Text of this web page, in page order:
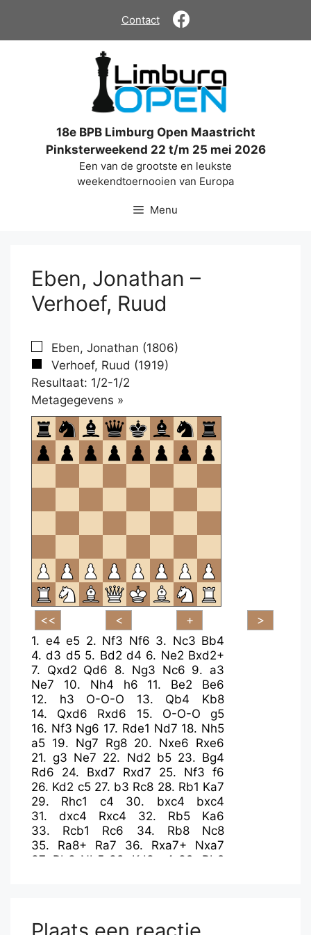
de
Contact
18e BPB Limburg Open Maastricht
Pinksterweekend 22 t/m 25 mei 2026
Een van de grootste en leukste
weekendtoernooien van Europa
Menu
Eben, Jonathan –
Verhoef, Ruud
Eben, Jonathan (1806)
Verhoef, Ruud (1919)
Resultaat: 1/2-1/2
Metagegevens »
om
te
openen.
1. e4 e5 2. Nf3 Nf6 3. Nc3 Bb4
4.d3 d5 5. Bd2 d4 6. Ne2 Bxd2+
7. Qxd2 Qd6 8. Ng3 Nc6 9. a3
Ne7
10. Nh4 h6 11. Be2
Be6
12. h3 O-O-O 13. Qb4
Kb8
14. Qxd6 Rxd6 15. O-O-O
g5
16. Nf3 Ng6 17. Rde1 Nd7 18. Nh5
a5 19. Ng7 Rg8 20. Nxe6 Rxe6
21.g3 Ne7 22. Nd2 b5 23. Bg4
Rd6
24. Bxd7 Rxd7 25. Nf3 f6
26. Kd2 c5 27. b3 Rc8 28. Rb1 Ka7
29. Rhc1 c4 30. bxc4
bxc4
31. dxc4 Rxc4 32. Rb5
Ka6
33. Rcb1 Rc6 34. Rb8
Nc8
35. Ra8+ Ra7 36. Rxa7+
Nxa7
37. Rb3 Nb5 38. Kd3 a4 39. Rb2